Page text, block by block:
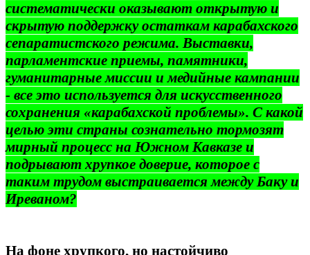
систематически оказывают открытую и
скрытую поддержку остаткам карабахского
сепаратистского режима. Выставки,
парламентские приемы, памятники,
гуманитарные миссии и медийные кампании
- все это используется для искусственного
сохранения «карабахской проблемы». С какой
целью эти страны сознательно тормозят
мирный процесс на Южном Кавказе и
подрывают хрупкое доверие, которое с
таким трудом выстраивается между Баку и
Иреваном?
На фоне хрупкого, но настойчиво